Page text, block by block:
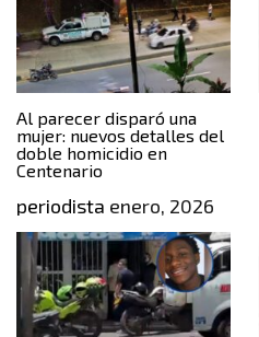
Al parecer disparó una
mujer: nuevos detalles del
doble homicidio en
Centenario
periodista enero, 2026